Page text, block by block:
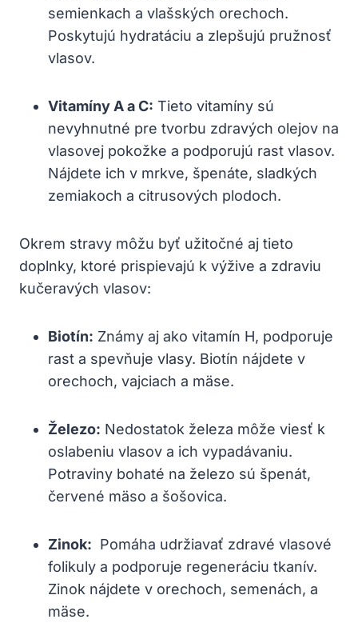
semienkach a⁤ vlašských ‍orechoch.
Poskytujú hydratáciu a zlepšujú pružnosť
vlasov.
Vitamíny‌ A a C: Tieto vitamíny sú
nevyhnutné pre tvorbu zdravých olejov na
⁤vlasovej pokožke a podporujú​ rast vlasov.
Nájdete ich v mrkve, špenáte, sladkých⁣
zemiakoch ⁢a citrusových plodoch.
Okrem stravy môžu byť užitočné aj tieto
doplnky, ktoré prispievajú k výžive a zdraviu
kučeravých vlasov:
Biotín: Známy​ aj ⁤ako vitamín H, podporuje
rast a spevňuje vlasy. Biotín nájdete​ v
orechoch, vajciach a mäse.
Železo: ‌Nedostatok železa môže viesť k
oslabeniu vlasov a ich vypadávaniu.
Potraviny bohaté na železo sú špenát,
červené mäso a šošovica.
Zinok: ‌ Pomáha udržiavať zdravé vlasové
folikuly⁤ a podporuje regeneráciu tkanív.
Zinok⁣ nájdete v‌ orechoch, semenách, a
mäse.